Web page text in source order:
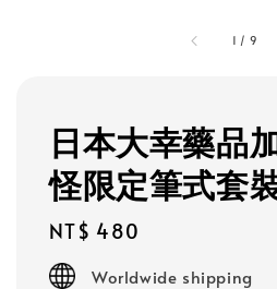
1 / 9
日本大幸藥品
怪限定筆式套
Regular
price
NT$ 480
Worldwide shipping